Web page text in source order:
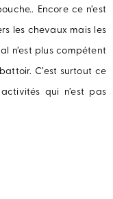
Encore ce n’est
les chevaux mais les
n’est plus compétent
C’est surtout ce
qui n’est pas